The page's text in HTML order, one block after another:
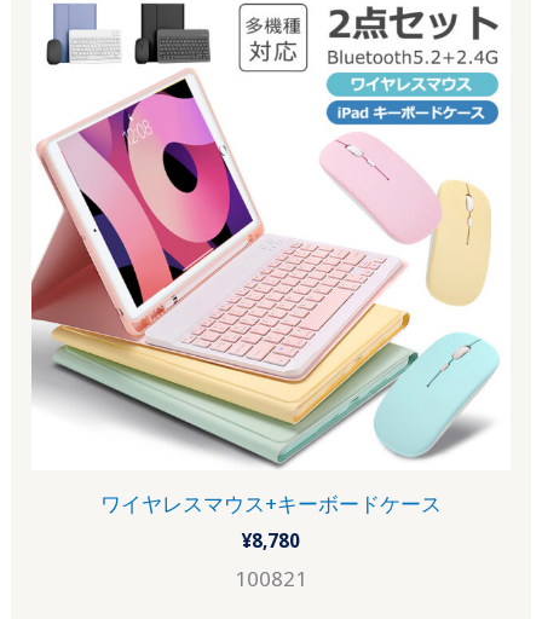
ワイヤレスマウス+キーボードケース
¥8,780
100821